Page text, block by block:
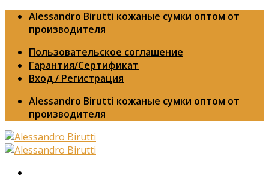
Skip Alessandro Birutti кожаные сумки оптом от
производителя
Пользовательское соглашение
Гарантия/Сертификат
Вход / Регистрация
Alessandro Birutti кожаные сумки оптом от
производителя